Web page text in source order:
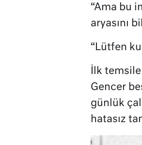
“Ama bu
aryasını
“Lütfen
İlk
Gencer
günlük
hatasız